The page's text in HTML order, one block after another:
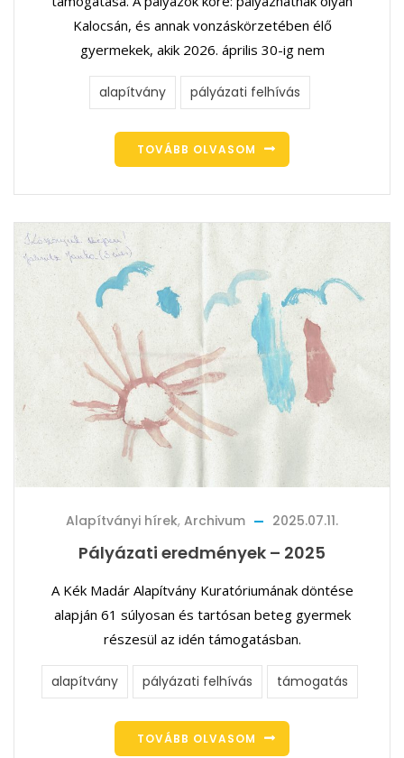
Kalocsán, és annak vonzáskörzetében élő
gyermekek, akik 2026. április 30-ig nem
alapítvány pályázati felhívás
TOVÁBB OLVASOM
Alapítványi hírek, Archivum 2025.07.11.
Pályázati eredmények – 2025
A Kék Madár Alapítvány Kuratóriumának döntése
alapján 61 súlyosan és tartósan beteg gyermek
részesül az idén támogatásban.
alapítvány pályázati felhívás támogatás
TOVÁBB OLVASOM